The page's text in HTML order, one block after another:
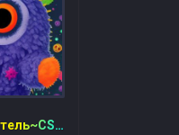
~Смотритель~CSDM ©